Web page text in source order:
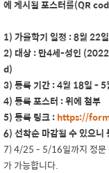
에 게시될 포스터를(QR
1) 가을학기 일정 : 8월
2) 대상 : 만4세-성인 (2022
d)
3) 등록 기간 : 4월 18일 - 5
4) 등록 포스터 : 위에 첨부
5) 등록 링크 :https://
6) 선착순 마감될 수 있으니
7) 4/25 - 5/16일까지 정문
가 가능합니다.